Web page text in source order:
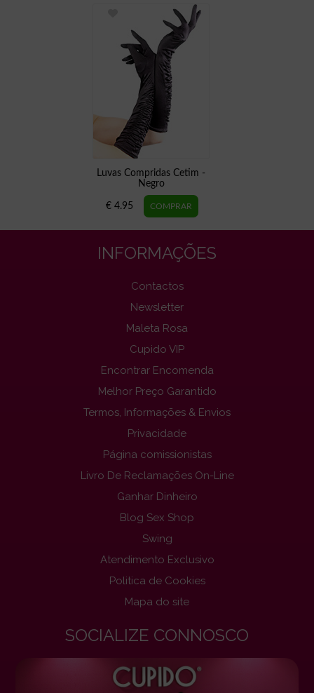
Luvas Compridas Cetim -
Negro
€ 4.95
INFORMAÇÕES
Contactos
Newsletter
Maleta Rosa
Cupido VIP
Encontrar Encomenda
Melhor Preço Garantido
Termos, Informações & Envios
Privacidade
Página comissionistas
Livro De Reclamações On-Line
Ganhar Dinheiro
Blog Sex Shop
Swing
Atendimento Exclusivo
Politica de Cookies
Mapa do site
SOCIALIZE CONNOSCO